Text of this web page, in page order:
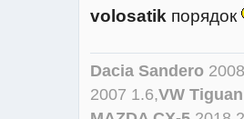
volosatik порядок
Dacia Sandero
2007 1.6,VW